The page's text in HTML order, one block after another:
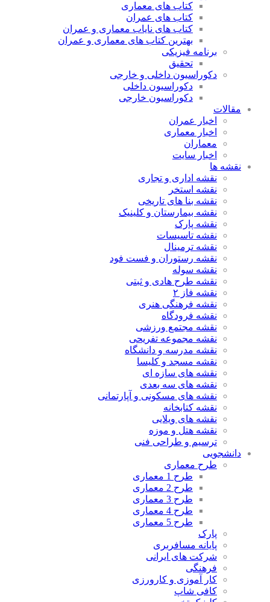
کتاب های معماری
کتاب های عمران
کتاب های نایاب معماری و عمران
بهترین کتاب های معماری و عمران
برنامه فیزیکی
تحقیق
دکوراسیون داخلی و خارجی
دکوراسیون داخلی
دکوراسیون خارجی
مقالات
اخبار عمران
اخبار معماری
معماران
اخبار سایت
نقشه ها
نقشه اداری و تجاری
نقشه استخر
نقشه بنا های تاریخی
نقشه بیمارستان و کلینیک
نقشه پارک
نقشه تاسیسات
نقشه ترمینال
نقشه رستوران و فست فود
نقشه سوله
نقشه طرح هادی و ثبتی
نقشه فاز ۲
نقشه فرهنگی هنری
نقشه فرودگاه
نقشه مجتمع ورزشی
نقشه مجموعه تفریحی
نقشه مدرسه و دانشگاه
نقشه مسجد و کلیسا
نقشه های سازه ای
نقشه های سه بعدی
نقشه های مسکونی و آپارتمانی
نقشه کتابخانه
نقشه های ویلایی
نقشه هتل و موزه
ترسیم و طراحی فنی
دانشجویی
طرح معماری
طرح 1 معماری
طرح 2 معماری
طرح 3 معماری
طرح 4 معماری
طرح 5 معماری
پارک
پایانه مسافربری
شرکت های ایرانی
فرهنگی
کار آموزی و کارورزی
کافی شاپ